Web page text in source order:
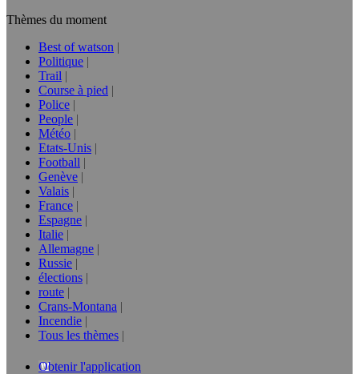
Thèmes du moment
Best of watson
Politique
Trail
Course à pied
Police
People
Météo
Etats-Unis
Football
Genève
Valais
France
Espagne
Italie
Allemagne
Russie
élections
route
Crans-Montana
Incendie
Tous les thèmes
Obtenir l'application